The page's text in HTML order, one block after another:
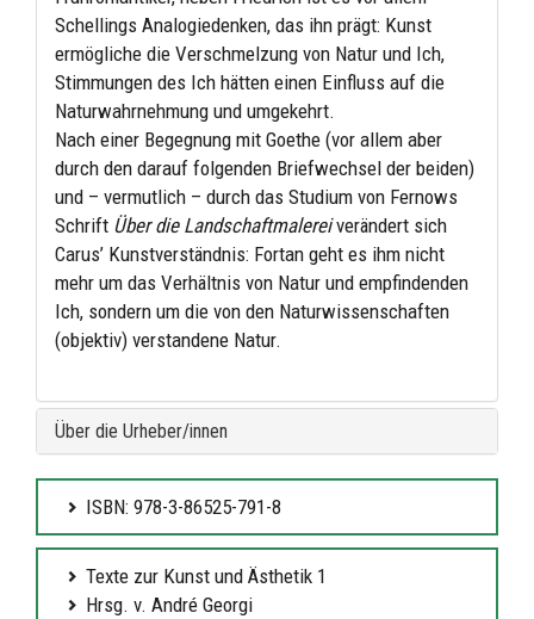
Schellings Analogiedenken, das ihn prägt: Kunst
ermögliche die Verschmelzung von Natur und Ich,
Stimmungen des Ich hätten einen Einfluss auf die
Naturwahrnehmung und umgekehrt.
Nach einer Begegnung mit Goethe (vor allem aber
durch den darauf folgenden Briefwechsel der beiden)
und – vermutlich – durch das Studium von Fernows
Schrift Über die Landschaftmalereiverändert sich
Carus’ Kunstverständnis: Fortan geht es ihm nicht
mehr um das Verhältnis von Natur und empfindenden
Ich, sondern um die von den Naturwissenschaften
(objektiv) verstandene Natur.
Über die Urheber/innen
ISBN: 978-3-86525-791-8
Texte zur Kunst und Ästhetik 1
Hrsg. v. André Georgi